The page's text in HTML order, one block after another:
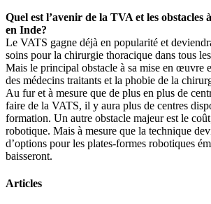
Quel est l’avenir de la TVA et les obstacles
en Inde?
Le VATS gagne déjà en popularité et
soins pour la chirurgie thoracique dans tous
Mais le principal obstacle à sa mise en œuvre
des médecins traitants et la phobie de la
Au fur et à mesure que de plus en plus de
faire de la VATS, il y aura plus de centres
formation. Un autre obstacle majeur est le
robotique. Mais à mesure que la technique
d’options pour les plates-formes robotiques
baisseront.
Articles